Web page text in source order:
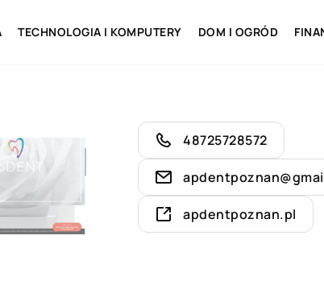
TECHNOLOGIA I KOMPUTERY DOM I OGRÓD
48725728572
apdentpoznan.pl